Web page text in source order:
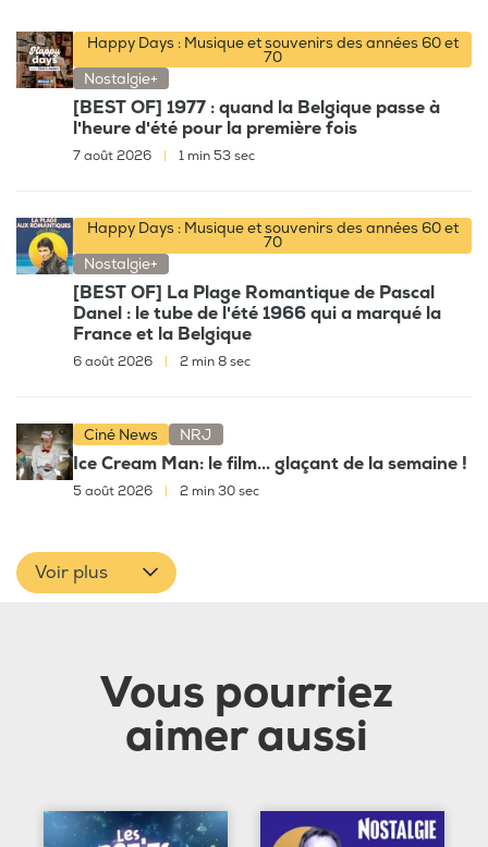
Happy Days : Musique et souvenirs des années 60 et
70
Nostalgie+
[BEST OF] 1977 : quand la Belgique passe à
l'heure d'été pour la première fois
7 août 2026 1 min 53 sec
Happy Days : Musique et souvenirs des années 60 et
70
Nostalgie+
[BEST OF] La Plage Romantique de Pascal
Danel : le tube de l'été 1966 qui a marqué la
France et la Belgique
6 août 2026 2 min 8 sec
Ciné News NRJ
Ice Cream Man: le film... glaçant de la semaine !
5 août 2026 2 min 30 sec
Voir plus
Vous pourriez
aimer aussi